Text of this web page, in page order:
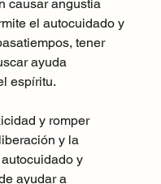
causar angustia
el autocuidado y
tener
ayuda
espíritu.
y romper
y la
y
ayudar a